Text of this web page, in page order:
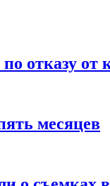
отказу от
месяцев